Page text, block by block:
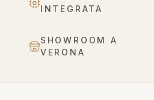
INTEGRATA
SHOWROOM A
VERONA